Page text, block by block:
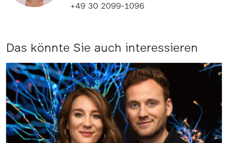
+49 30 2099-1096
Das könnte Sie auch interessieren